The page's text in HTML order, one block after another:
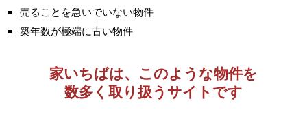
売ることを急いでいない物件
築年数が極端に古い物件
家いちばは、このような物件を
数多く取り扱うサイトです